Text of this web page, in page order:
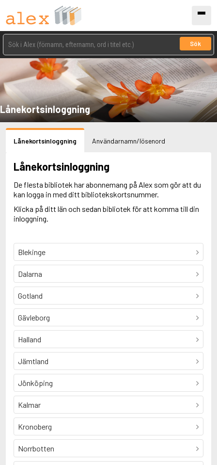
Sök
Lånekortsinloggning
Lånekortsinloggning Användarnamn/lösenord
Lånekortsinloggning
De flesta bibliotek har abonnemang på Alex som gör att du
kan logga in med ditt bibliotekskortsnummer.
Klicka på ditt län och sedan bibliotek för att komma till din
inloggning.
Blekinge
Dalarna
Gotland
Gävleborg
Halland
Jämtland
Jönköping
Kalmar
Kronoberg
Norrbotten